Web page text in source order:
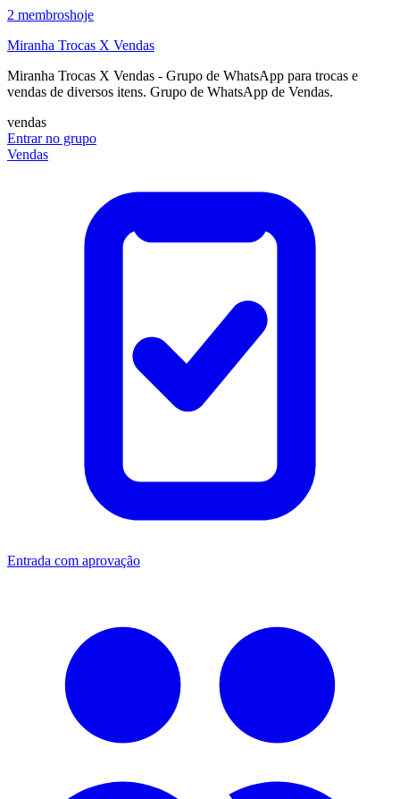
2 membroshoje
Miranha Trocas X Vendas
Miranha Trocas X Vendas - Grupo de WhatsApp para trocas e
vendas de diversos itens. Grupo de WhatsApp de Vendas.
vendas
Entrar no grupo
Vendas
Entrada com aprovação